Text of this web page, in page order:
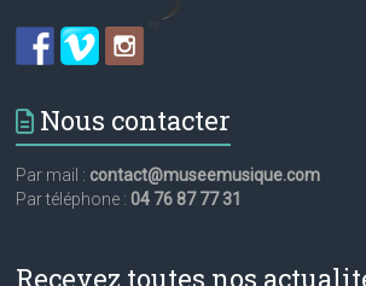
Nous contacter
Par mail :contact@museemusique.com
Par téléphone :04 76 87 77 31
Recevez toutes nos